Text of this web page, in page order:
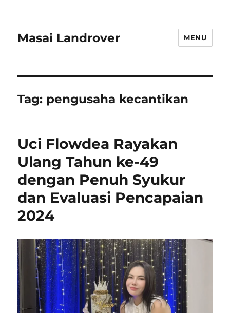
Masai Landrover MENU
Tag: pengusaha kecantikan
Uci Flowdea Rayakan
Ulang Tahun ke-49
dengan Penuh Syukur
dan Evaluasi Pencapaian
2024